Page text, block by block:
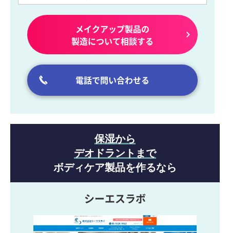
メイクアップ製品の
製造について相談する
電話で問い合わせる
保湿から
デオドラントまで
ボディケア製品を作るなら
シーエスラボ